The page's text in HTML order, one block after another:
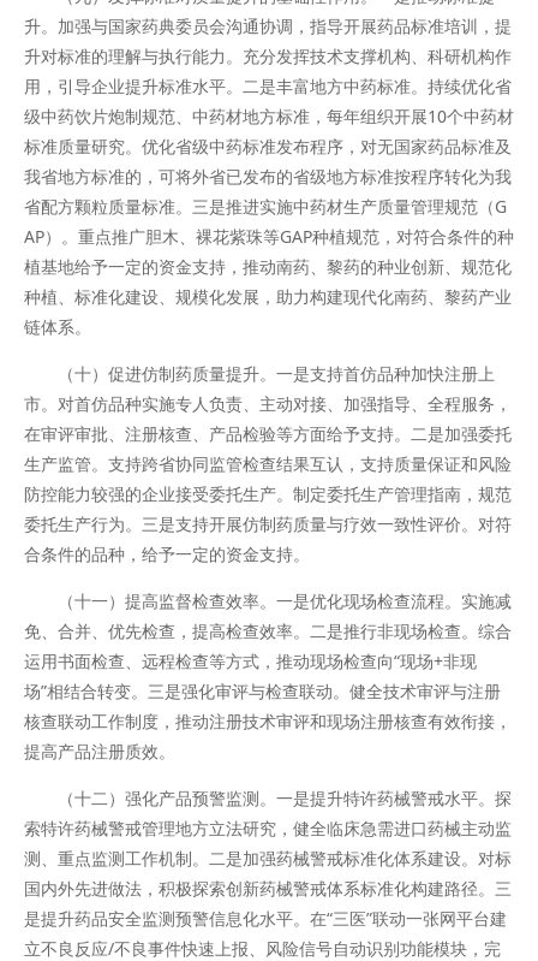
升。加强与国家药典委员会沟通协调，指导开展药品标准培训，提
升对标准的理解与执行能力。充分发挥技术支撑机构、科研机构作
用，引导企业提升标准水平。二是丰富地方中药标准。持续优化省
级中药饮片炮制规范、中药材地方标准，每年组织开展10个中药材
标准质量研究。优化省级中药标准发布程序，对无国家药品标准及
我省地方标准的，可将外省已发布的省级地方标准按程序转化为我
省配方颗粒质量标准。三是推进实施中药材生产质量管理规范（G
AP）。重点推广胆木、裸花紫珠等GAP种植规范，对符合条件的种
植基地给予一定的资金支持，推动南药、黎药的种业创新、规范化
种植、标准化建设、规模化发展，助力构建现代化南药、黎药产业
链体系。
（十）促进仿制药质量提升。一是支持首仿品种加快注册上
市。对首仿品种实施专人负责、主动对接、加强指导、全程服务，
在审评审批、注册核查、产品检验等方面给予支持。二是加强委托
生产监管。支持跨省协同监管检查结果互认，支持质量保证和风险
防控能力较强的企业接受委托生产。制定委托生产管理指南，规范
委托生产行为。三是支持开展仿制药质量与疗效一致性评价。对符
合条件的品种，给予一定的资金支持。
（十一）提高监督检查效率。一是优化现场检查流程。实施减
免、合并、优先检查，提高检查效率。二是推行非现场检查。综合
运用书面检查、远程检查等方式，推动现场检查向“现场+非现
场”相结合转变。三是强化审评与检查联动。健全技术审评与注册
核查联动工作制度，推动注册技术审评和现场注册核查有效衔接，
提高产品注册质效。
（十二）强化产品预警监测。一是提升特许药械警戒水平。探
索特许药械警戒管理地方立法研究，健全临床急需进口药械主动监
测、重点监测工作机制。二是加强药械警戒标准化体系建设。对标
国内外先进做法，积极探索创新药械警戒体系标准化构建路径。三
是提升药品安全监测预警信息化水平。在“三医”联动一张网平台建
立不良反应/不良事件快速上报、风险信号自动识别功能模块，完